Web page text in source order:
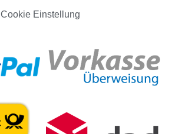
Cookie Einstellung